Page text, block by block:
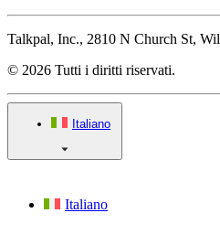
Talkpal, Inc., 2810 N Church St,
© 2026 Tutti i diritti riservati.
Italiano
Italiano